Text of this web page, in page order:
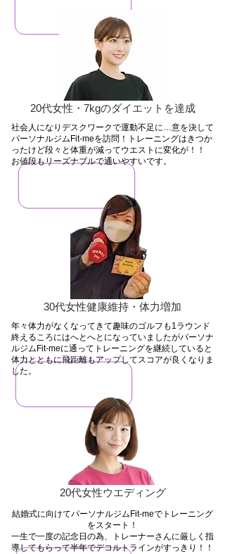
​20代女性・7kgのダイエットを達成
社会人になりデスクワークで運動不足に…意を決して
パーソナルジムFit-meを訪問！トレーニングはきつか
ったけど段々と体重が減ってウエストに変化が！！
​お値段もリーズナブルで通いやすいです。
30代女性健康維持・体力増加
​年々体力がなくなってきて趣味のゴルフも1ラウンド
終えるころにはへとへとになっていましたがパーソナ
ルジムFit-meに通ってトレーニングを継続していると
体力とともに飛距離もアップしてスコアが良くなりま
した。
20代女性ウエディング
結婚式に向けてパーソナルジムFit-meでトレーニング
をスタート！
一生で一度の記念日の為、トレーナーさんに厳しく指
導してもらって半年でデコルトラインがすっきり！！